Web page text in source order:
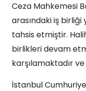
Ceza Mahkemesi
arasındaki iş
tahsis etmiştir.
birlikleri devam
karşılamaktadır
İstanbul